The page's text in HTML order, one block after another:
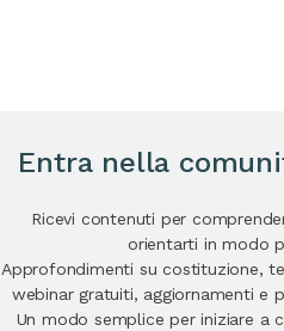
Entra nella
Ricevi contenuti per
orientarti in modo
Approfondimenti su costituzione,
webinar gratuiti, aggiornamenti e
Un modo semplice per iniziare a